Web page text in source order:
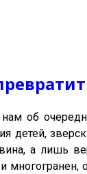
об
детей,
а лишь